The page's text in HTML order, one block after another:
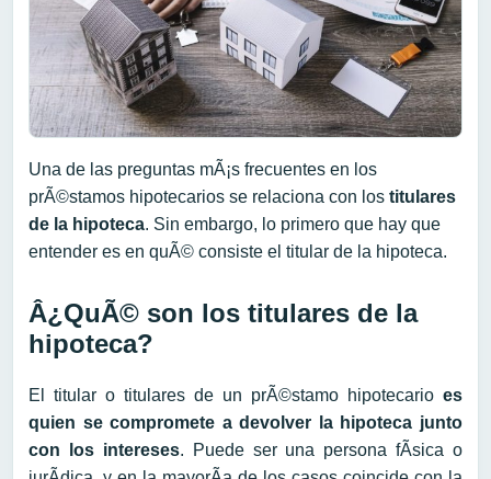
Una de las preguntas mÃ¡s frecuentes en los
prÃ©stamos hipotecarios se relaciona con los titulares
de la hipoteca. Sin embargo, lo primero que hay que
entender es en quÃ© consiste el titular de la hipoteca.
Â¿QuÃ© son los titulares de la
hipoteca?
El titular o titulares de un prÃ©stamo hipotecario es
quien se compromete a devolver la hipoteca junto
con los intereses. Puede ser una persona fÃ­sica o